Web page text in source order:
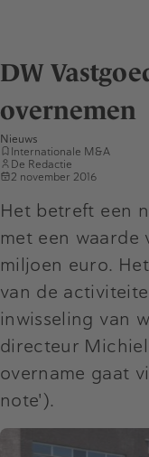
DW
overnemen
Nieuws
Internationale M&A
De Redactie
2 november 2016
Het betreft een
met een waarde
miljoen euro.
van de
inwisseling van
directeur
overname gaat
note').